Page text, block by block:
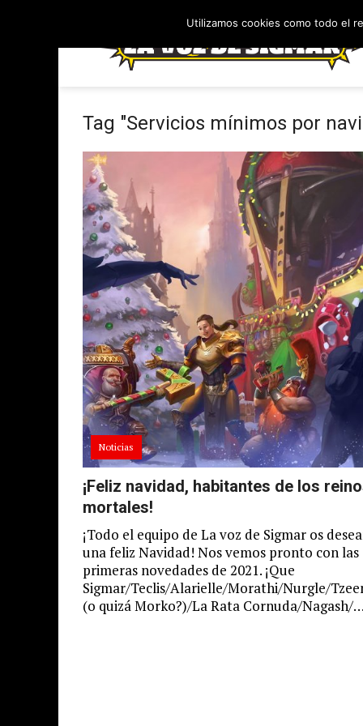
Tag "Servicios mínimos por
Noticias
¡Feliz navidad, habitantes de los
mortales!
¡Todo el equipo de La voz de Sigmar os
una feliz Navidad! Nos vemos pronto con las
primeras novedades de 2021. ¡Que
Sigmar/Teclis/Alarielle/Morathi/Nurgle/
(o quizá Morko?)/La Rata Cornuda/Nagash/
Utilizamos cookies como todo el